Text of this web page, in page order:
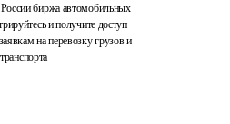
биржа автомобильных
и получите доступ
на перевозку грузов и